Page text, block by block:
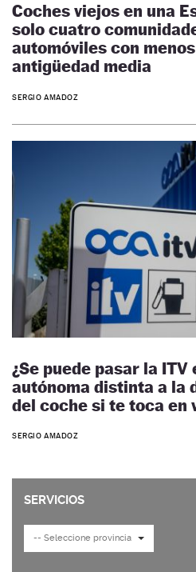
Coches viejos en una
solo cuatro
automóviles con
antigüedad media
SERGIO AMADOZ
¿Se puede pasar la
autónoma distinta a la
del coche si te toca en
SERGIO AMADOZ